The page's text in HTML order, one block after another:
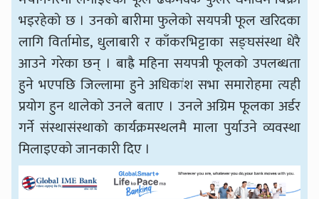
भइरहेको छ । उनको बारीमा फुलेको सयपत्री फूल खरिदका
लागि विर्तामोड, धुलाबारी र काँकरभिट्टाका सङ्घसंस्था धेरै
आउने गरेका छन् । बाह्रै महिना सयपत्री फूलको उपलब्धता
हुने भएपछि जिल्लामा हुने अधिकांश सभा समारोहमा त्यही
प्रयोग हुन थालेको उनले बताए । उनले अग्रिम फूलका अर्डर
गर्ने संस्थासंस्थाको कार्यक्रमस्थलमै माला पुर्याउने व्यवस्था
मिलाइएको जानकारी दिए ।